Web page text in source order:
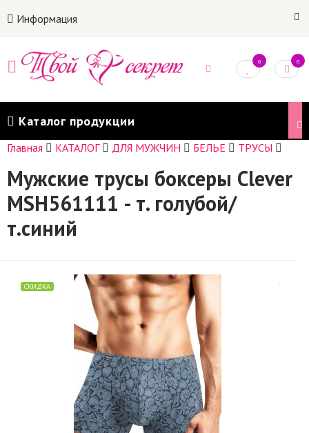
Информация
0 0
Каталог продукции
Главная КАТАЛОГ ДЛЯ МУЖЧИН БЕЛЬЕ ТРУСЫ
Мужские трусы боксеры Clever
MSH561111 - т. голубой/
т.синий
СКИДКА